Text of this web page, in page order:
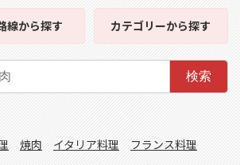
線から探す カテゴリーから探す
検索
焼肉 イタリア料理
フランス料理